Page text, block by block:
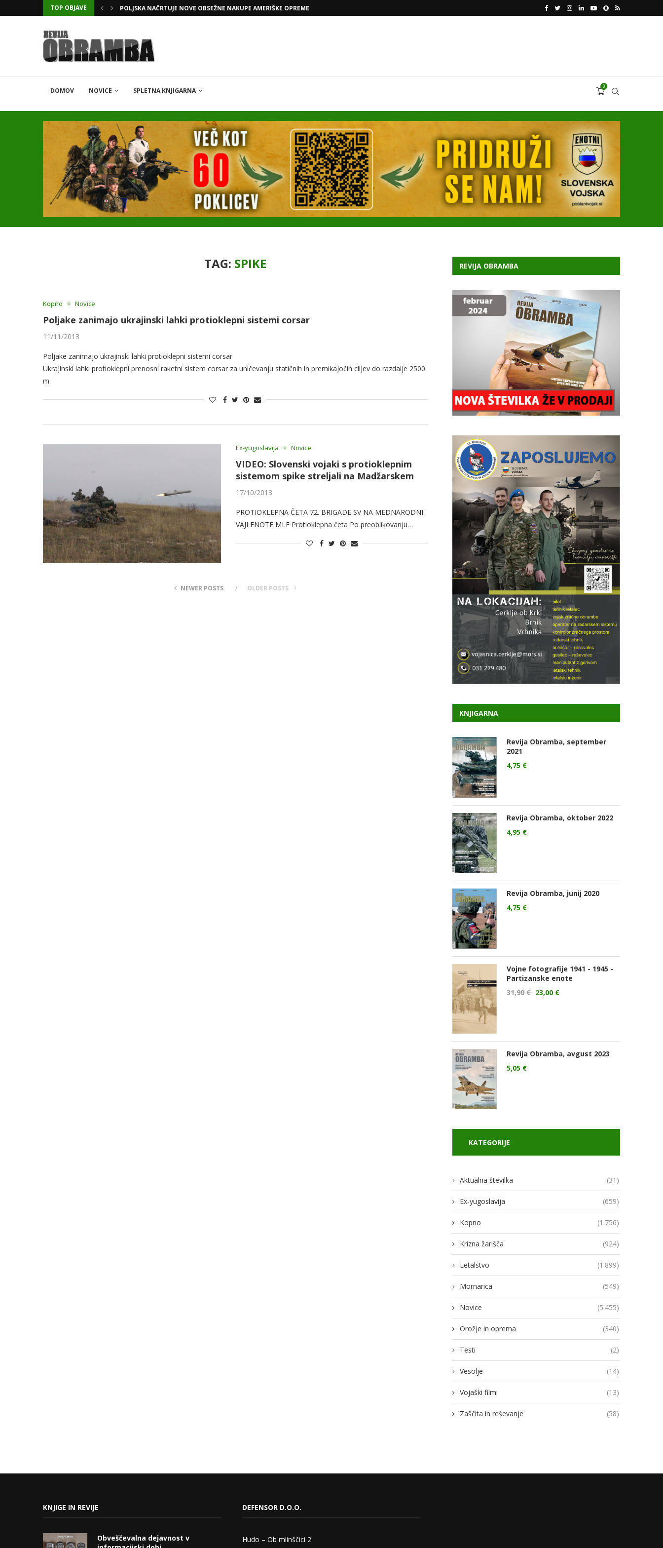
TOP OBJAVE POLJSKA NAČRTUJE NOVE OBSEŽNE NAKUPE AMERIŠKE OPREME KATARSKI DELNIČAR ZAPLETEL VOLKSWAGNOVE
DOMOV NOVICE SPLETNA KNJIGARNA
0
TAG: SPIKE
Kopno Novice
Poljake zanimajo ukrajinski lahki protioklepni sistemi corsar
11/11/2013
Poljake zanimajo ukrajinski lahki protioklepni sistemi corsar
Ukrajinski lahki protioklepni prenosni raketni sistem corsar za uničevanju statičnih in premikajočih ciljev do razdalje 2500
m.
Ex-yugoslavija Novice
VIDEO: Slovenski vojaki s protioklepnim
sistemom spike streljali na Madžarskem
17/10/2013
PROTIOKLEPNA ČETA 72. BRIGADE SV NA MEDNARODNI
VAJI ENOTE MLF Protioklepna četa Po preoblikovanju…
NEWER POSTS OLDER POSTS
REVIJA OBRAMBA
KNJIGARNA
Revija Obramba, september
2021
4,75 €
Revija Obramba, oktober 2022
4,95 €
Revija Obramba, junij 2020
4,75 €
Vojne fotografije 1941 - 1945 -
Partizanske enote
31,90€ 23,00 €
Revija Obramba, avgust 2023
5,05 €
KATEGORIJE
Aktualna številka (31)
Ex-yugoslavija (659)
Kopno (1.756)
Krizna žarišča (924)
Letalstvo (1.899)
Mornarica (549)
Novice (5.455)
Orožje in oprema (340)
Testi (2)
Vesolje (14)
Vojaški filmi (13)
Zaščita in reševanje (58)
KNJIGE IN REVIJE
Obveščevalna dejavnost v
DEFENSOR D.O.O.
Hudo – Ob mlinščici 2